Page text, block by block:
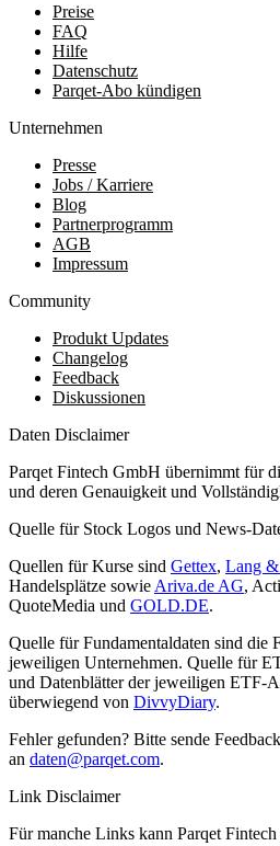
Preise
FAQ
Hilfe
Datenschutz
Parqet-Abo kündigen
Unternehmen
Presse
Jobs / Karriere
Blog
Partnerprogramm
AGB
Impressum
Community
Produkt Updates
Changelog
Feedback
Diskussionen
Daten Disclaimer
Parqet Fintech GmbH übernimmt für
und deren Genauigkeit und
Quelle für Stock Logos und News-
Quellen für Kurse sind Gettex, Lang
Handelsplätze sowie Ariva.de AG,
QuoteMedia und GOLD.DE.
Quelle für Fundamentaldaten sind die
jeweiligen Unternehmen. Quelle für
und Datenblätter der jeweiligen ETF-
überwiegend von DivvyDiary.
Fehler gefunden? Bitte sende
an daten@parqet.com.
Link Disclaimer
Für manche Links kann Parqet